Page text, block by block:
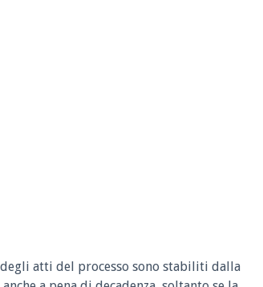
atti del processo sono stabiliti dalla